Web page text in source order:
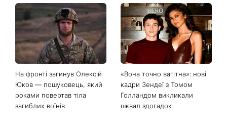
На фронті загинув Олексій
Юков — пошуковець, який
роками повертав тіла
загиблих воїнів
«Вона точно вагітна»: нові
кадри Зендеї з Томом
Голландом викликали
шквал здогадок